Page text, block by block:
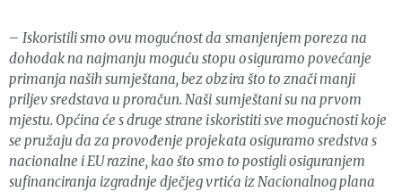
–Iskoristili smo ovu mogućnost da smanjenjem poreza na
dohodak na najmanju moguću stopu osiguramo povećanje
primanja naših sumještana, bez obzira što to znači manji
priljev sredstava u proračun. Naši sumještani su na prvom
mjestu. Općina će s druge strane iskoristiti sve mogućnosti koje
se pružaju da za provođenje projekata osiguramo sredstva s
nacionalne i EU razine, kao što smo to postigli osiguranjem
sufinanciranja izgradnje dječjeg vrtića iz Nacionalnog plana